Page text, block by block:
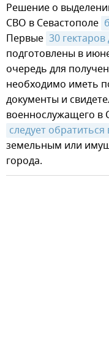
Решение о
СВО в Севастополе
Первые 30
подготовлены в
очередь для
необходимо иметь
документы и
военнослужащего в
следует
земельным или
города.